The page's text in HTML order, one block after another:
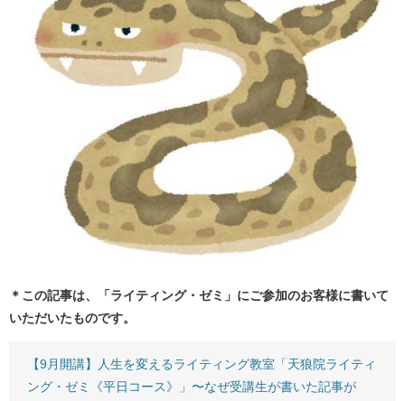
＊この記事は、「ライティング・ゼミ」にご参加のお客様に書いて
いただいたものです。
【9月開講】人生を変えるライティング教室「天狼院ライティ
ング・ゼミ《平日コース》」〜なぜ受講生が書いた記事が